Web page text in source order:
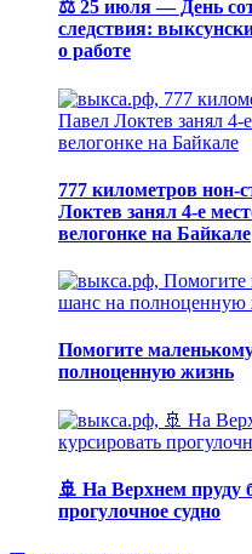
⚖️ 25 июля — День
следствия:
о работе
777 километров нон-
Локтев занял 4-е
велогонке на Байкале
Помогите
полноценную жизнь
🚢 На Верхнем пруду
прогулочное судно